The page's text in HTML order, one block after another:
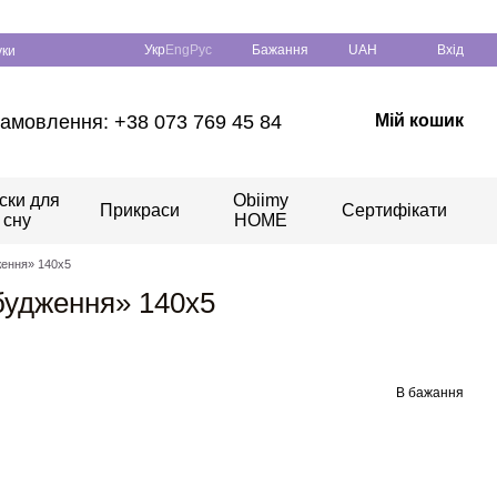
Укр Eng Рус Бажання UAH Вхід
+38 073 769 45 84 Мій кошик
для
сну
Прикраси
Obiimy
HOME
Сертифікати
140x5
140x5
В бажання